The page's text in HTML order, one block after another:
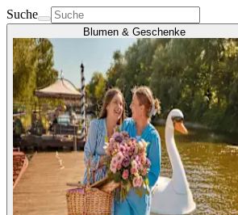
Suche
Blumen & Geschenke